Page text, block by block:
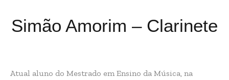
Simão Amorim – Clarinete
Atual aluno do Mestrado em Ensino da Música, na